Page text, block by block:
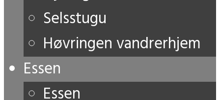
Selsstugu
Høvringen vandrerhjem
Essen
Essen